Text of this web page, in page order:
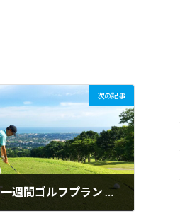
次の記事
社会人のセブ留学 一週間ゴルフプラン by セブ英語倶楽部